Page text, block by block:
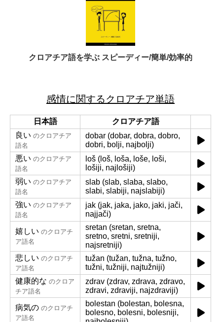
クロアチア語を学ぶ スピーディー/簡単/効率的
感情に関するクロアチア単語
日本語
クロアチア語
良い のクロアチア
語名
dobar (dobar, dobra, dobro,
dobri, bolji, najbolji)
悪い のクロアチア
語名
loš (loš, loša, loše, loši,
lošiji, najlošiji)
弱い のクロアチア
語名
slab (slab, slaba, slabo,
slabi, slabiji, najslabiji)
強い のクロアチア
語名
jak (jak, jaka, jako, jaki, jači,
najjači)
嬉しい のクロアチ
ア語名
sretan (sretan, sretna,
sretno, sretni, sretniji,
najsretniji)
悲しい のクロアチ
ア語名
tužan (tužan, tužna, tužno,
tužni, tužniji, najtužniji)
健康的な のクロア
チア語名
zdrav (zdrav, zdrava, zdravo,
zdravi, zdraviji, najzdraviji)
病気の のクロアチ
ア語名
bolestan (bolestan, bolesna,
bolesno, bolesni, bolesniji,